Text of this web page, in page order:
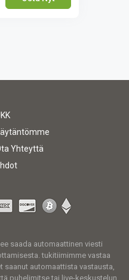
Yhteyttä
saada automaattinen viesti
tukitiimimme vastaa
saanut automaattista vastausta,
puhelimitse tai live-keskustelun